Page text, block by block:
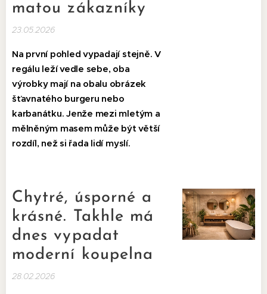
matou zákazníky
23.05.2026
Na první pohled vypadají stejně. V
regálu leží vedle sebe, oba
výrobky mají na obalu obrázek
šťavnatého burgeru nebo
karbanátku. Jenže mezi mletým a
mělněným masem může být větší
rozdíl, než si řada lidí myslí.
Chytré, úsporné a
krásné. Takhle má
dnes vypadat
moderní koupelna
28.02.2026